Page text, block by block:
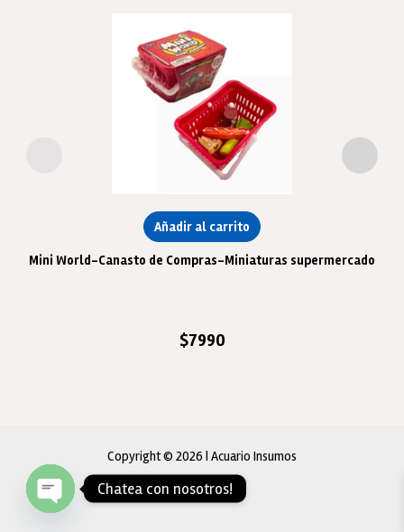
Añadir al carrito
Mini World-Canasto de Compras-Miniaturas supermercado
$7990
Copyright © 2026 | Acuario Insumos
Chatea con nosotros!
Open